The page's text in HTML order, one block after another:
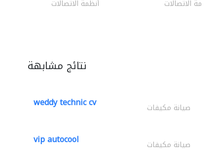
أنظمة الاتصالات أنظمة الاتصالات
نتائج مشابهة
weddy technic cv صيانة مكيفات
vip autocool صيانة مكيفات